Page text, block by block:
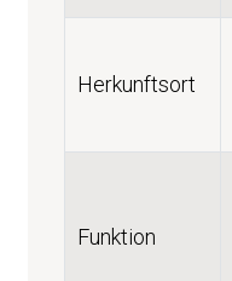
Herkunftsort
Funktion